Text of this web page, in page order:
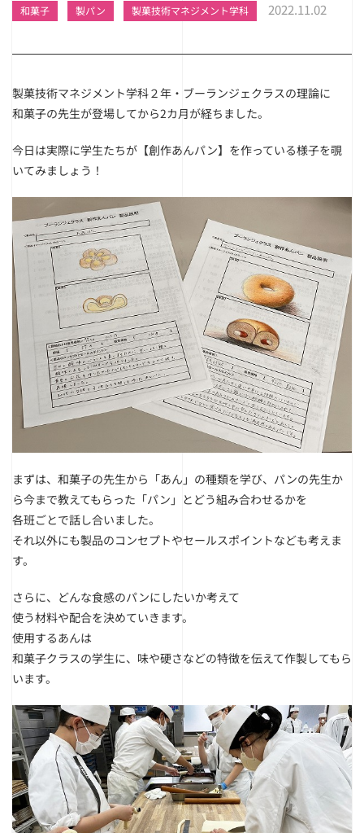
和菓子 製パン 製菓技術マネジメント学科 2022.11.02
製菓技術マネジメント学科２年・ブーランジェクラスの理論に
和菓子の先生が登場してから2カ月が経ちました。
今日は実際に学生たちが【創作あんパン】を作っている様子を覗
いてみましょう！
まずは、和菓子の先生から「あん」の種類を学び、 パンの先生か
ら今まで教えてもらった「パン」とどう組み合わせるかを
各班ごとで話し合いました。
それ以外にも製品のコンセプトやセールスポイントなども考えま
す。
さらに、どんな食感のパンにしたいか考えて
使う材料や配合を決めていきます。
使用するあんは
和菓子クラスの学生に、味や硬さなどの特徴を伝えて作製してもら
います。